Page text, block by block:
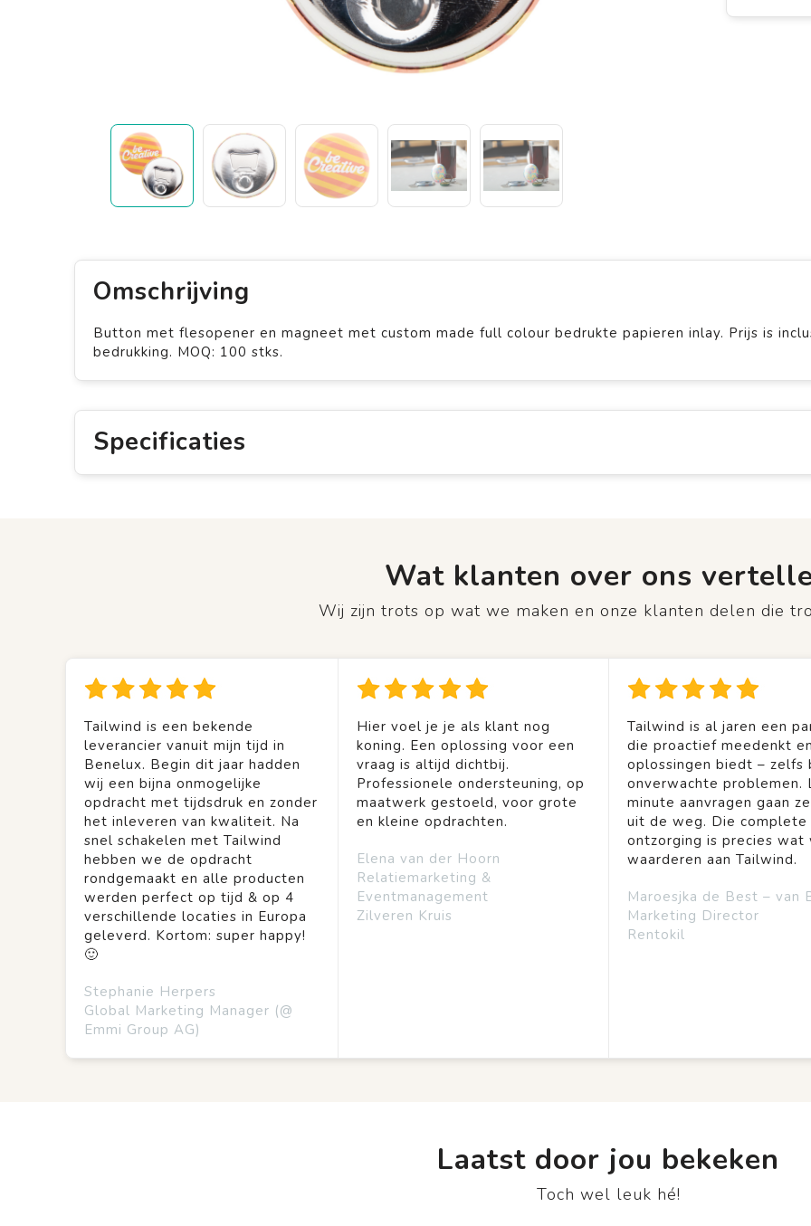
Omschrijving
Button met flesopener en magneet met custom made full colour bedrukte papieren inlay. Prijs is
bedrukking. MOQ: 100 stks.
Specificaties
Wat klanten over ons
Wij zijn trots op wat we maken en onze klanten delen die
Tailwind is een bekende
leverancier vanuit mijn tijd in
Benelux. Begin dit jaar hadden
wij een bijna onmogelijke
opdracht met tijdsdruk en zonder
het inleveren van kwaliteit. Na
snel schakelen met Tailwind
hebben we de opdracht
rondgemaakt en alle producten
werden perfect op tijd & op 4
verschillende locaties in Europa
geleverd. Kortom: super happy!
🙂
Stephanie Herpers
Global Marketing Manager (@
Emmi Group AG)
Hier voel je je als klant nog
koning. Een oplossing voor een
vraag is altijd dichtbij.
Professionele ondersteuning, op
maatwerk gestoeld, voor grote
en kleine opdrachten.
Elena van der Hoorn
Relatiemarketing &
Eventmanagement
Zilveren Kruis
Tailwind is al jaren een
die proactief meedenkt
oplossingen biedt – zelfs
onverwachte problemen.
minute aanvragen gaan
uit de weg. Die complete
ontzorging is precies wat
waarderen aan Tailwind.
Maroesjka de Best – van
Marketing Director
Rentokil
Laatst door jou bekeken
Toch wel leuk hé!